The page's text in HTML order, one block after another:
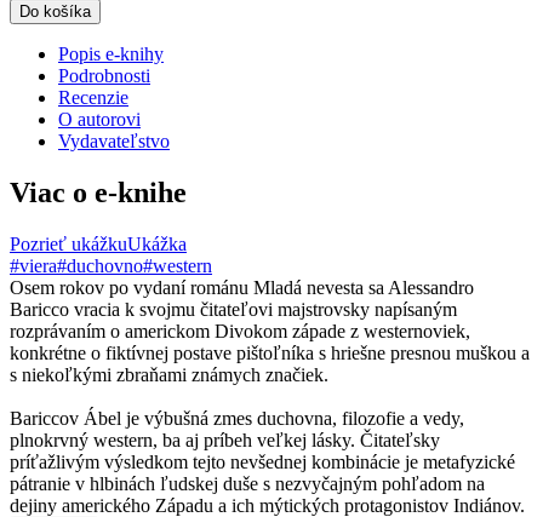
Do košíka
Popis e-knihy
Podrobnosti
Recenzie
O autorovi
Vydavateľstvo
Viac o e-knihe
Pozrieť ukážkuUkážka
#viera#duchovno#western
Osem rokov po vydaní románu Mladá nevesta sa Alessandro
Baricco vracia k svojmu čitateľovi majstrovsky napísaným
rozprávaním o americkom Divokom západe z westernoviek,
konkrétne o fiktívnej postave pištoľníka s hriešne presnou muškou a
s niekoľkými zbraňami známych značiek.
Bariccov Ábel je výbušná zmes duchovna, filozofie a vedy,
plnokrvný western, ba aj príbeh veľkej lásky. Čitateľsky
príťažlivým výsledkom tejto nevšednej kombinácie je metafyzické
pátranie v hlbinách ľudskej duše s nezvyčajným pohľadom na
dejiny amerického Západu a ich mýtických protagonistov Indiánov.